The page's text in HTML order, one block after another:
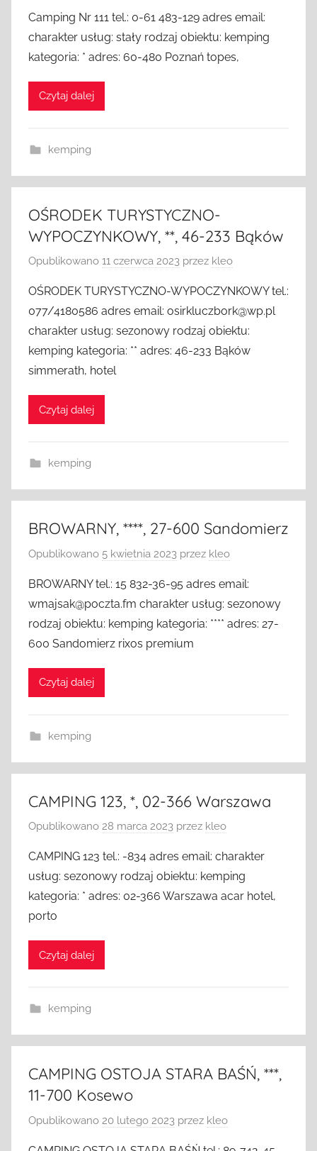
Camping Nr 111 tel.: 0-61 483-129 adres email:
charakter usług: stały rodzaj obiektu: kemping
kategoria: * adres: 60-480 Poznań topes,
Czytaj dalej
kemping
OŚRODEK TURYSTYCZNO-
WYPOCZYNKOWY, **, 46-233 Bąków
Opublikowano 11 czerwca 2023 przez kleo
OŚRODEK TURYSTYCZNO-WYPOCZYNKOWY tel.:
077/4180586 adres email: osirkluczbork@wp.pl
charakter usług: sezonowy rodzaj obiektu:
kemping kategoria: ** adres: 46-233 Bąków
simmerath, hotel
Czytaj dalej
kemping
BROWARNY, ****, 27-600 Sandomierz
Opublikowano 5 kwietnia 2023 przez kleo
BROWARNY tel.: 15 832-36-95 adres email:
wmajsak@poczta.fm charakter usług: sezonowy
rodzaj obiektu: kemping kategoria: **** adres: 27-
600 Sandomierz rixos premium
Czytaj dalej
kemping
CAMPING 123, *, 02-366 Warszawa
Opublikowano 28 marca 2023 przez kleo
CAMPING 123 tel.: -834 adres email: charakter
usług: sezonowy rodzaj obiektu: kemping
kategoria: * adres: 02-366 Warszawa acar hotel,
porto
Czytaj dalej
kemping
CAMPING OSTOJA STARA BAŚŃ, ***,
11-700 Kosewo
Opublikowano 20 lutego 2023 przez kleo